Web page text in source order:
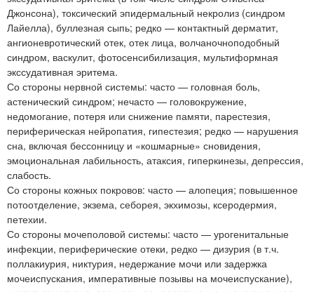
Джонсона), токсический эпидермальный некролиз (синдром
Лайелла), буллезная сыпь; редко — контактный дерматит,
ангионевротический отек, отек лица, волчаночноподобный
синдром, васкулит, фотосенсибилизация, мультиформная
экссудативная эритема.
Со стороны нервной системы: часто — головная боль,
астенический синдром; нечасто — головокружение,
недомогание, потеря или снижение памяти, парестезия,
периферическая нейропатия, гипестезия; редко — нарушения
сна, включая бессонницу и «кошмарные» сновидения,
эмоциональная лабильность, атаксия, гиперкинезы, депрессия,
слабость.
Со стороны кожных покровов: часто — алопеция; повышенное
потоотделение, экзема, себорея, экхимозы, ксеродермия,
петехии.
Со стороны мочеполовой системы: часто — урогенитальные
инфекции, периферические отеки, редко — дизурия (в т.ч.
поллакиурия, никтурия, недержание мочи или задержка
мочеиспускания, императивные позывы на мочеиспускание),